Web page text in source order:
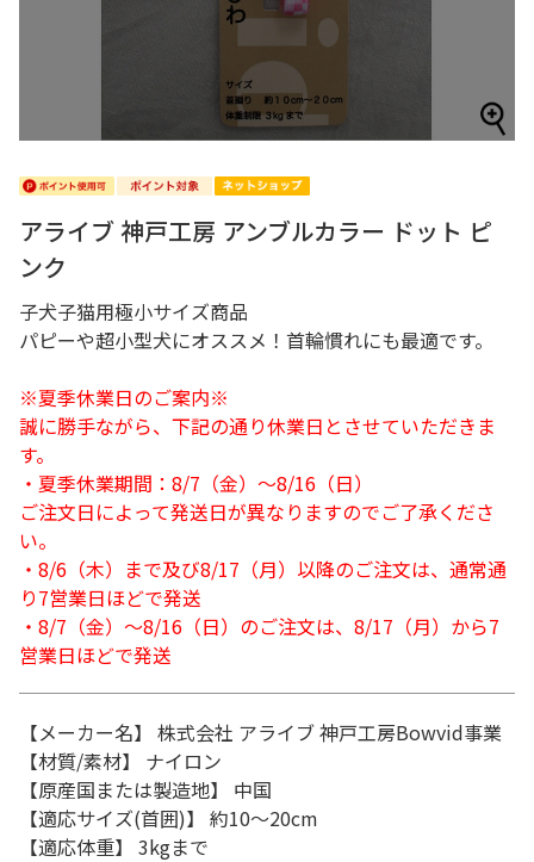
アライブ 神戸工房 アンブルカラー ドット ピ
ンク
子犬子猫用極小サイズ商品
パピーや超小型犬にオススメ！首輪慣れにも最適です。
※夏季休業日のご案内※
誠に勝手ながら、下記の通り休業日とさせていただきま
す。
・夏季休業期間：8/7（金）～8/16（日）
ご注文日によって発送日が異なりますのでご了承くださ
い。
・8/6（木）まで及び8/17（月）以降のご注文は、通常通
り7営業日ほどで発送
・8/7（金）～8/16（日）のご注文は、8/17（月）から7
営業日ほどで発送
【メーカー名】 株式会社 アライブ 神戸工房Bowvid事業
【材質/素材】 ナイロン
【原産国または製造地】 中国
【適応サイズ(首囲)】 約10～20cm
【適応体重】 3kgまで